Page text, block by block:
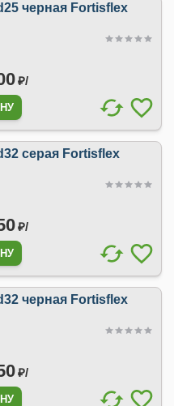
черная Fortisflex
₽/
серая Fortisflex
₽/
черная Fortisflex
₽/